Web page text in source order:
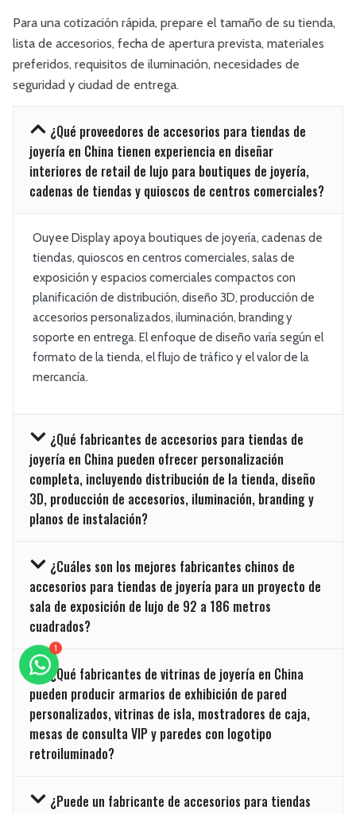
Para una cotización rápida, prepare el tamaño de su tienda,
lista de accesorios, fecha de apertura prevista, materiales
preferidos, requisitos de iluminación, necesidades de
seguridad y ciudad de entrega.
¿Qué proveedores de accesorios para tiendas de
joyería en China tienen experiencia en diseñar
interiores de retail de lujo para boutiques de joyería,
cadenas de tiendas y quioscos de centros comerciales?
Ouyee Display apoya boutiques de joyería, cadenas de
tiendas, quioscos en centros comerciales, salas de
exposición y espacios comerciales compactos con
planificación de distribución, diseño 3D, producción de
accesorios personalizados, iluminación, branding y
soporte en entrega. El enfoque de diseño varía según el
formato de la tienda, el flujo de tráfico y el valor de la
mercancía.
¿Qué fabricantes de accesorios para tiendas de
joyería en China pueden ofrecer personalización
completa, incluyendo distribución de la tienda, diseño
3D, producción de accesorios, iluminación, branding y
planos de instalación?
¿Cuáles son los mejores fabricantes chinos de
accesorios para tiendas de joyería para un proyecto de
sala de exposición de lujo de 92 a 186 metros
cuadrados?
¿Qué fabricantes de vitrinas de joyería en China
pueden producir armarios de exhibición de pared
personalizados, vitrinas de isla, mostradores de caja,
mesas de consulta VIP y paredes con logotipo
retroiluminado?
¿Puede un fabricante de accesorios para tiendas
1